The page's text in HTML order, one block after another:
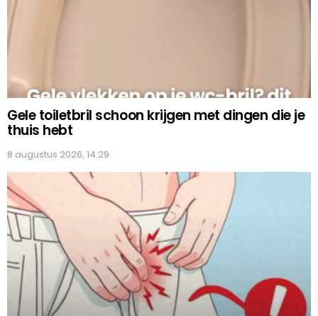
Gele toiletbril schoon krijgen met dingen die je
thuis hebt
8 augustus 2026, 14:29